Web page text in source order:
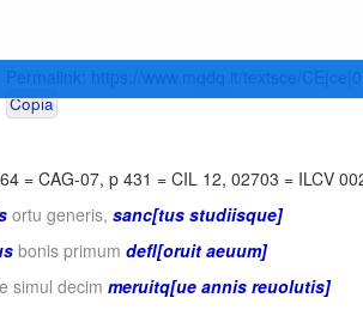
Copia
= CAG-07, p 431 = CIL 12, 02703 = ILCV
ortu generis, sanc[tus studiisque]
bonis primum defl[oruit aeuum]
simul decim meruitq[ue annis reuolutis]